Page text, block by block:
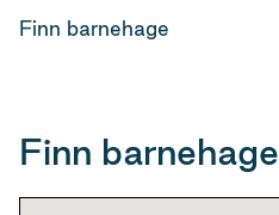
her:
Finn barnehage
Finn barnehage